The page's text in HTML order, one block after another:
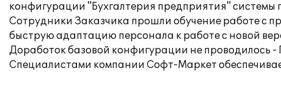
конфигурации "Бухгалтерия предприятия"
Сотрудники Заказчика прошли обучение работе с
быструю адаптацию персонала к работе с новой
Доработок базовой конфигурации не проводилось -
Специалистами компании Софт-Маркет